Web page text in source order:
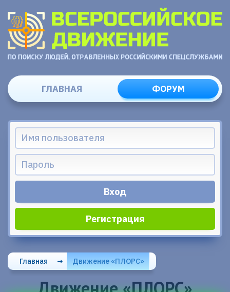
ГЛАВНАЯ ФОРУМ
Регистрация
Главная → Движение «ПЛОРС»